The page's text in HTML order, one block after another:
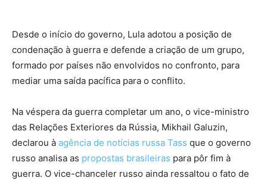
Desde o início do governo, Lula adotou a posição de
condenação à guerra e defende a criação de um grupo,
formado por países não envolvidos no confronto, para
mediar uma saída pacífica para o conflito.
Na véspera da guerra completar um ano, o vice-ministro
das Relações Exteriores da Rússia, Mikhail Galuzin,
declarou à agência de notícias russa Tass que o governo
russo analisa as propostas brasileiras para pôr fim à
guerra. O vice-chanceler russo ainda ressaltou o fato de